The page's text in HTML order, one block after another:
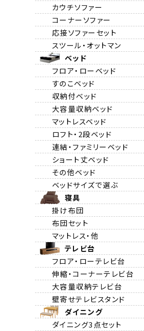
カウチソファー
コーナーソファー
応接ソファーセット
スツール・オットマン
ベッド
フロア・ローベッド
すのこベッド
収納付ベッド
大容量収納ベッド
マットレスベッド
ロフト・2段ベッド
連結・ファミリーベッド
ショート丈ベッド
その他ベッド
ベッドサイズで選ぶ
寝具
掛け布団
布団セット
マットレス・他
テレビ台
フロア・ローテレビ台
伸縮・コーナーテレビ台
大容量収納テレビ台
壁寄せテレビスタンド
ダイニング
ダイニング3点セット